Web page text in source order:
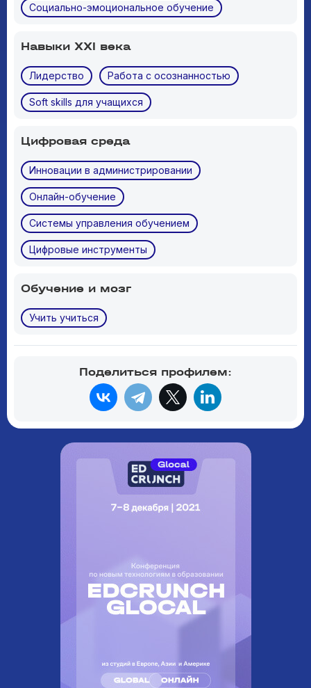
Социально-эмоциональное обучение
Навыки XXI века
Лидерство Работа с осознанностью
Soft skills для учащихся
Цифровая среда
Инновации в администрировании
Онлайн-обучение
Системы управления обучением
Цифровые инструменты
Обучение и мозг
Учить учиться
Поделиться профилем: